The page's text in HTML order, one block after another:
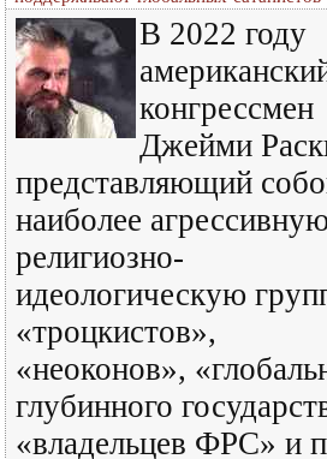
В 2022 году
конгрессмен
Джейми
представляющий
наиболее
религиозно-
идеологическую
«троцкистов»,
«неоконов»,
глубинного
«владельцев ФРС» и